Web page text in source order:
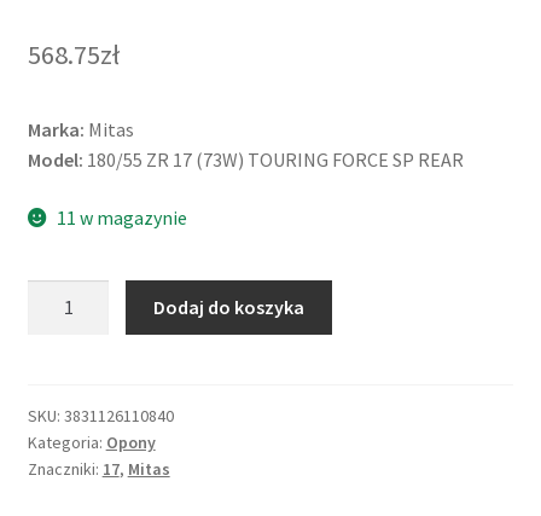
568.75zł
Marka: Mitas
Model: 180/55 ZR 17 (73W) TOURING FORCE SP REAR
11 w magazynie
17
(73W)
TOURING
Dodaj do koszyka
SKU: 3831126110840
Kategoria: Opony
Znaczniki: 17, Mitas